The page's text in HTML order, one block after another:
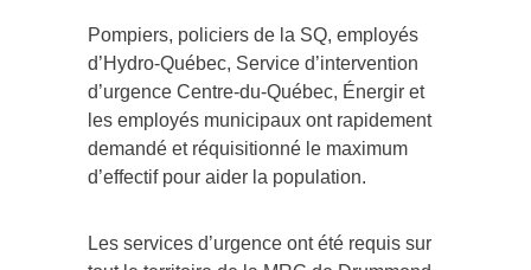
Pompiers, policiers de la SQ, employés
d’Hydro-Québec, Service d’intervention
d’urgence Centre-du-Québec, Énergir et
les employés municipaux ont rapidement
demandé et réquisitionné le maximum
d’effectif pour aider la population.
Les services d’urgence ont été requis sur